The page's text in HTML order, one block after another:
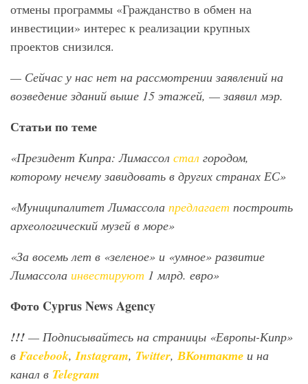
отмены программы «Гражданство в обмен на
инвестиции» интерес к реализации крупных
проектов снизился.
— Сейчас у нас нет на рассмотрении заявлений на
возведение зданий выше 15 этажей, — заявил мэр.
Статьи по теме
«Президент Кипра: Лимассол стал городом,
которому нечему завидовать в других странах ЕС»
«Муниципалитет Лимассола предлагает построить
археологический музей в море»
«За восемь лет в «зеленое» и «умное» развитие
Лимассола инвестируют 1 млрд. евро»
Фото CyprusNewsAgency
!!! — Подписывайтесь на страницы «Европы-Кипр»
вFacebook,Instagram, Twitter, ВКонтакте и на
канал в Telegram